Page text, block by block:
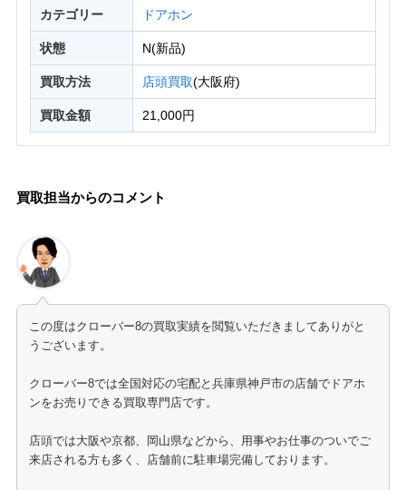
カテゴリー ドアホン
状態 N(新品)
買取方法 店頭買取(大阪府)
買取金額 21,000円
買取担当からのコメント
この度はクローバー8の買取実績を閲覧いただきましてありがと
うございます。
クローバー8では全国対応の宅配と兵庫県神戸市の店舗でドアホ
ンをお売りできる買取専門店です。
店頭では大阪や京都、岡山県などから、用事やお仕事のついでご
来店される方も多く、店舗前に駐車場完備しております。